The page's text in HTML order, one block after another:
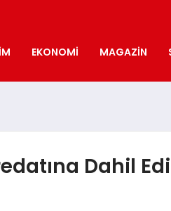
EKONOMI MAGAZIN
Dahil